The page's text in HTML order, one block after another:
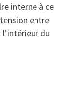
interne à ce
entre
du